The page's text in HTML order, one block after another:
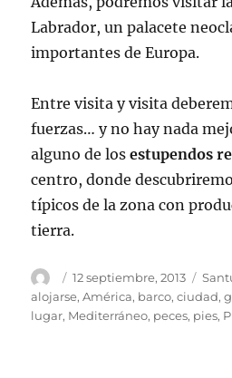
Labrador, un palacete
importantes de Europa.
Entre visita y visita
fuerzas… y no hay nada
alguno de losestupendos
centro, donde
típicos de la zona con
tierra.
Autor
Publicado
el
12 septiembre, 2013
alojarse,América, barco,ciudad,
lugar, Mediterráneo, peces, pies,